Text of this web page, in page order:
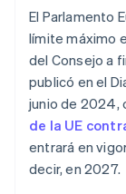
El Parlamento
límite máximo
del Consejo a
publicó en el
junio de 2024,
de la UE
entrará en
decir, en 2027.